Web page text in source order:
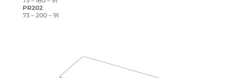
PR202
73 – 200 – 91